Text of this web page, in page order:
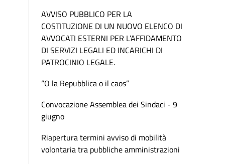
AVVISO PUBBLICO PER LA
COSTITUZIONE DI UN NUOVO ELENCO DI
AVVOCATI ESTERNI PER L’AFFIDAMENTO
DI SERVIZI LEGALI ED INCARICHI DI
PATROCINIO LEGALE.
“O la Repubblica o il caos”
Convocazione Assemblea dei Sindaci - 9
giugno
Riapertura termini avviso di mobilità
volontaria tra pubbliche amministrazioni